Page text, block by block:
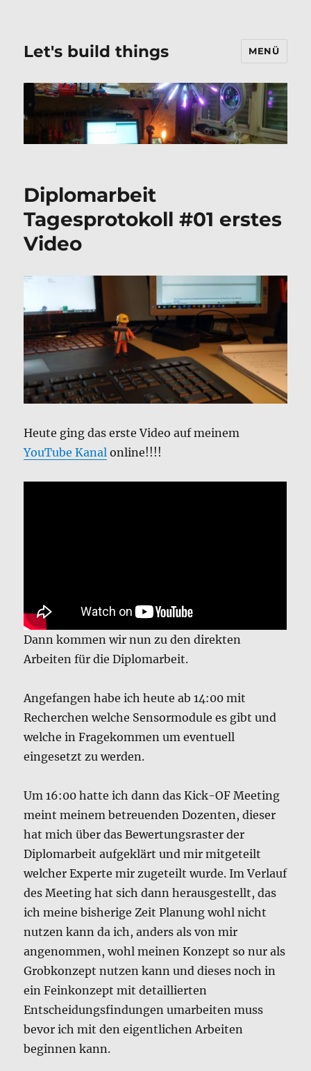
Let's build things MENÜ
Diplomarbeit
Tagesprotokoll #01 erstes
Video
Heute ging das erste Video auf meinem
YouTube Kanal online!!!!
Dann kommen wir nun zu den direkten
Arbeiten für die Diplomarbeit.
Angefangen habe ich heute ab 14:00 mit
Recherchen welche Sensormodule es gibt und
welche in Fragekommen um eventuell
eingesetzt zu werden.
Um 16:00 hatte ich dann das Kick-OF Meeting
meint meinem betreuenden Dozenten, dieser
hat mich über das Bewertungsraster der
Diplomarbeit aufgeklärt und mir mitgeteilt
welcher Experte mir zugeteilt wurde. Im Verlauf
des Meeting hat sich dann herausgestellt, das
ich meine bisherige Zeit Planung wohl nicht
nutzen kann da ich, anders als von mir
angenommen, wohl meinen Konzept so nur als
Grobkonzept nutzen kann und dieses noch in
ein Feinkonzept mit detaillierten
Entscheidungsfindungen umarbeiten muss
bevor ich mit den eigentlichen Arbeiten
beginnen kann.